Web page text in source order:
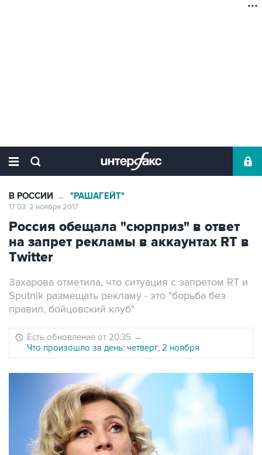
В РОССИИ → "РАШАГЕЙТ"
17:03, 2 ноября 2017
Россия обещала "сюрприз" в ответ
на запрет рекламы в аккаунтах RT в
Twitter
Захарова отметила, что ситуация с запретом RT и
Sputnik размещать рекламу - это "борьба без
правил, бойцовский клуб"
Есть обновление от 20:35 →
Что произошло за день: четверг, 2 ноября